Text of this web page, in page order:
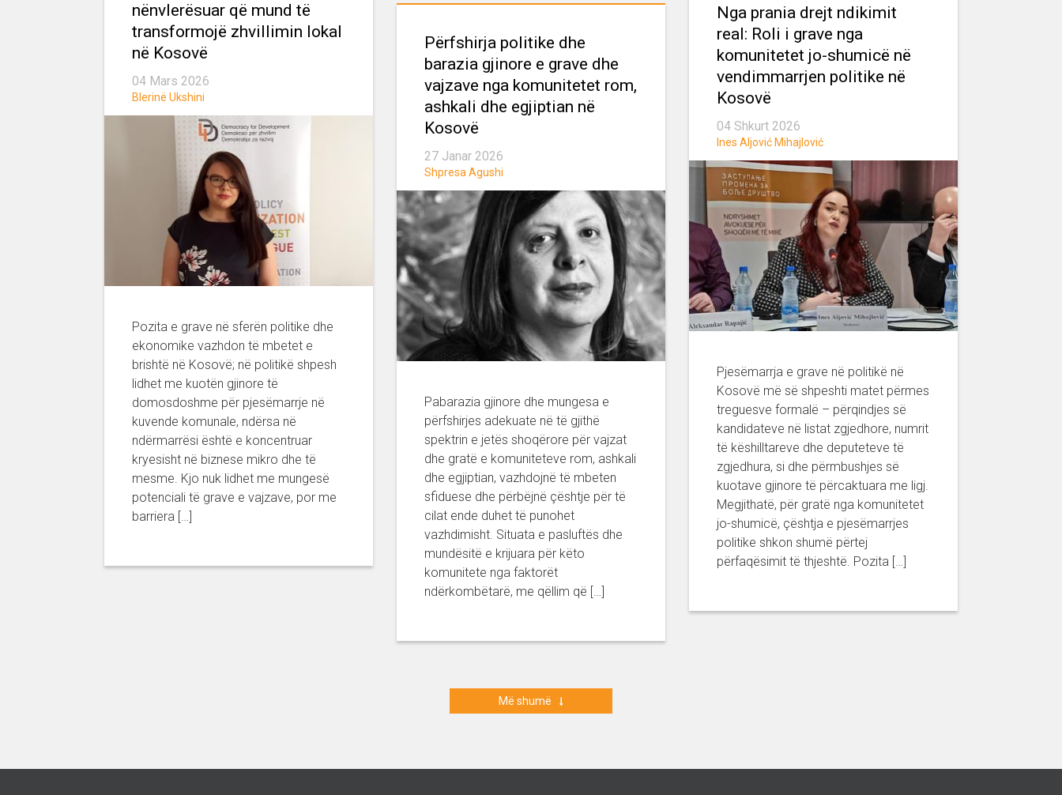
nënvlerësuar që mund të
transformojë zhvillimin lokal
në Kosovë
04 Mars 2026
Blerinë Ukshini
Pozita e grave në sferën politike dhe
ekonomike vazhdon të mbetet e
brishtë në Kosovë; në politikë shpesh
lidhet me kuotën gjinore të
domosdoshme për pjesëmarrje në
kuvende komunale, ndërsa në
ndërmarrësi është e koncentruar
kryesisht në biznese mikro dhe të
mesme. Kjo nuk lidhet me mungesë
potenciali të grave e vajzave, por me
barriera […]
Nga prania drejt ndikimit
real: Roli i grave nga
komunitetet jo-shumicë në
vendimmarrjen politike në
Kosovë
04 Shkurt 2026
Ines Aljović Mihajlović
Pjesëmarrja e grave në politikë në
Kosovë më së shpeshti matet përmes
treguesve formalë – përqindjes së
kandidateve në listat zgjedhore, numrit
të këshilltareve dhe deputeteve të
zgjedhura, si dhe përmbushjes së
kuotave gjinore të përcaktuara me ligj.
Megjithatë, për gratë nga komunitetet
jo-shumicë, çështja e pjesëmarrjes
politike shkon shumë përtej
përfaqësimit të thjeshtë. Pozita […]
Përfshirja politike dhe
barazia gjinore e grave dhe
vajzave nga komunitetet rom,
ashkali dhe egjiptian në
Kosovë
27 Janar 2026
Shpresa Agushi
Pabarazia gjinore dhe mungesa e
përfshirjes adekuate në të gjithë
spektrin e jetës shoqërore për vajzat
dhe gratë e komuniteteve rom, ashkali
dhe egjiptian, vazhdojnë të mbeten
sfiduese dhe përbëjnë çështje për të
cilat ende duhet të punohet
vazhdimisht. Situata e pasluftës dhe
mundësitë e krijuara për këto
komunitete nga faktorët
ndërkombëtarë, me qëllim që […]
Më shumë